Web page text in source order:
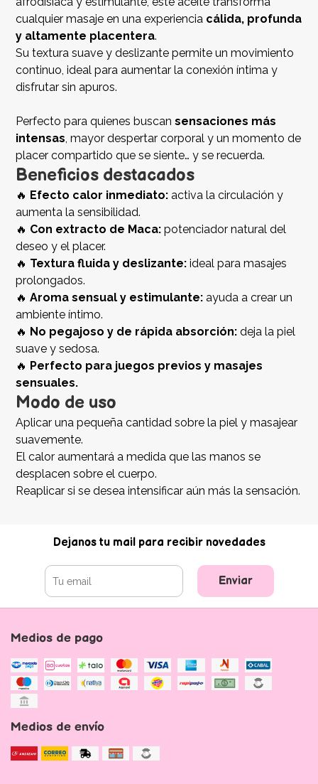
cualquier masaje en una experiencia cálida, profunda
y altamente placentera.
Su textura suave y deslizante permite un movimiento
continuo, ideal para aumentar la conexión íntima y
disfrutar sin apuros.
Perfecto para quienes buscansensaciones más
intensas, mayor despertar corporal y un momento de
placer compartido que se siente… y se recuerda.
Beneficios destacados
🔥 Efecto calor inmediato: activa la circulación y
aumenta la sensibilidad.
🔥 Con extracto de Maca: potenciador natural del
deseo y el placer.
🔥 Textura fluida y deslizante: ideal para masajes
prolongados.
🔥Aroma sensual y estimulante: ayuda a crear un
ambiente íntimo.
🔥 No pegajoso y de rápida absorción: deja la piel
suave y sedosa.
🔥 Perfecto para juegos previos y masajes
sensuales.
Modo de uso
Aplicar una pequeña cantidad sobre la piel y masajear
suavemente.
El calor aumentará a medida que las manos se
desplacen sobre el cuerpo.
Reaplicar si se desea intensificar aún más la sensación.
Dejanos tu mail para recibir novedades
Enviar
Medios de pago
Medios de envío